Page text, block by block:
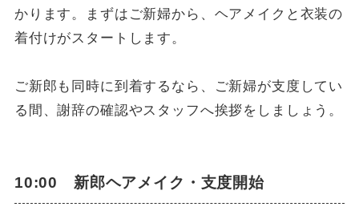
かります。まずはご新婦から、ヘアメイクと衣装の
着付けがスタートします。
ご新郎も同時に到着するなら、ご新婦が支度してい
る間、謝辞の確認やスタッフへ挨拶をしましょう。
10:00 新郎ヘアメイク・支度開始